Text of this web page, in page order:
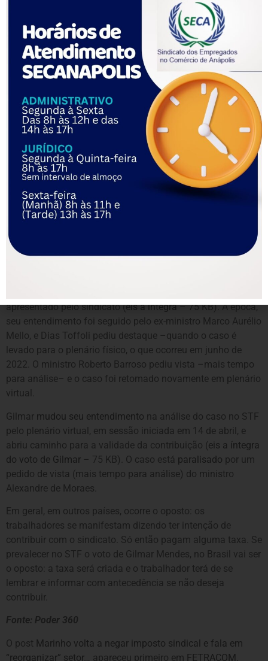
Antes de as novas regras da CLT ntrarem em vigor,a receita
chegou a R$ 3 bilhões para sindicatos, federações,
confederações e centrais. Caiu para R$ 65,6 milhões em
2021. No 1º semestre de 2022, foi a R$ 53,6 milhões. Não há
como saber quanto vão faturar essas entidades, mas esse é
o valor possível que devem tentar recuperar depois das
perdas impostas pela reforma de Michel Temer.
A contribuição vigorava desde 1940 e era descontada da
remuneração do trabalhador uma vez por ano, no valor de 1
dia normal de trabalho. Hoje, a pessoa tem opção de
contribuir se desejar.
O tema é discutido na Justiça. Em 2018, o STFdefiniu que o
imposto não seria obrigatório
tipo de recurso) na ação contra a decisão, que agora são
analisados pelos magistrados. Em agosto de 2020, a ação
apresentado pelo sindicato (eis a íntegra– 75 KB). À época,
seu entendimento foi seguido pelo ex-ministro Marco Aurélio
Mello, e Dias Toffoli pediu destaque –quando o caso é
levado para o plenário físico, o que ocorreu em junho de
2022. O ministro Roberto Barroso pediu vista –mais tempo
para análise– e o caso foi retomado novamente em plenário
virtual.
Gilmar mudou seu entendimento na análise do caso no STF
pelo plenário virtual, em sessão iniciada em 14 de abril, e
abriu caminho para a validade da contribuição (eis a íntegra
do voto de Gilmar – 75 KB). O caso está paralisado por um
pedido de vista (mais tempo para análise) do ministro
Alexandre de Moraes.
Em geral, em outros países, ocorre o oposto: os
trabalhadores se manifestam dizendo ter intenção de
contribuir com o sindicato. Só então pagam alguma taxa. Se
prevalecer no STF o voto de Gilmar Mendes, no Brasil vai ser
o oposto: a taxa será criada e o trabalhador terá de se
lembrar e informar com antecedência se não deseja
contribuir.
Fonte: Poder 360
O post Marinho volta a negar imposto sindical e fala em
“reorganizar” setor…
apareceu primeiro em FETRACOM